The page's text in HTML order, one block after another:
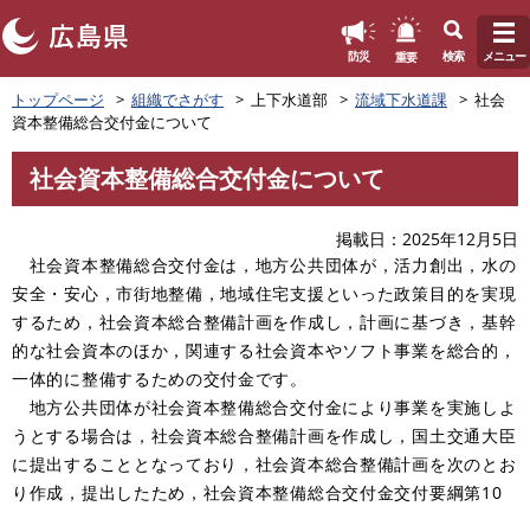
ペ
ー
ジ
の
頭
。
防災 重要 検索 メニュー
トップページ 組織でさがす 上下水道部 流域下水道課
社会
資本整備総合交付金について
文
社会資本整備総合交付金について
掲載日
2025年12月5日
社会資本整備総合交付金は，地方公共団体が，活力創出，水の
安全・安心，市街地整備，地域住宅支援といった政策目的を実現
するため，社会資本総合整備計画を作成し，計画に基づき，基幹
的な社会資本のほか，関連する社会資本やソフト事業を総合的，
一体的に整備するための交付金です。
地方公共団体が社会資本整備総合交付金により事業を実施しよ
うとする場合は，社会資本総合整備計画を作成し，国土交通大臣
に提出することとなっており，社会資本総合整備計画を次のとお
り作成，提出したため，社会資本整備総合交付金交付要綱第10